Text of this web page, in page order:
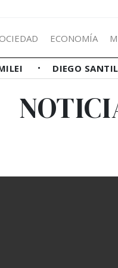
ECONOMÍA
DIEGO